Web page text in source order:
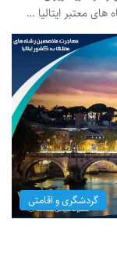
معتبر ایتالیا …
گردشگری و اقامتی